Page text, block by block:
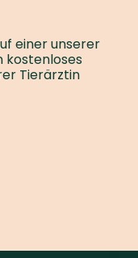
einer unserer
kostenloses
Tierärztin